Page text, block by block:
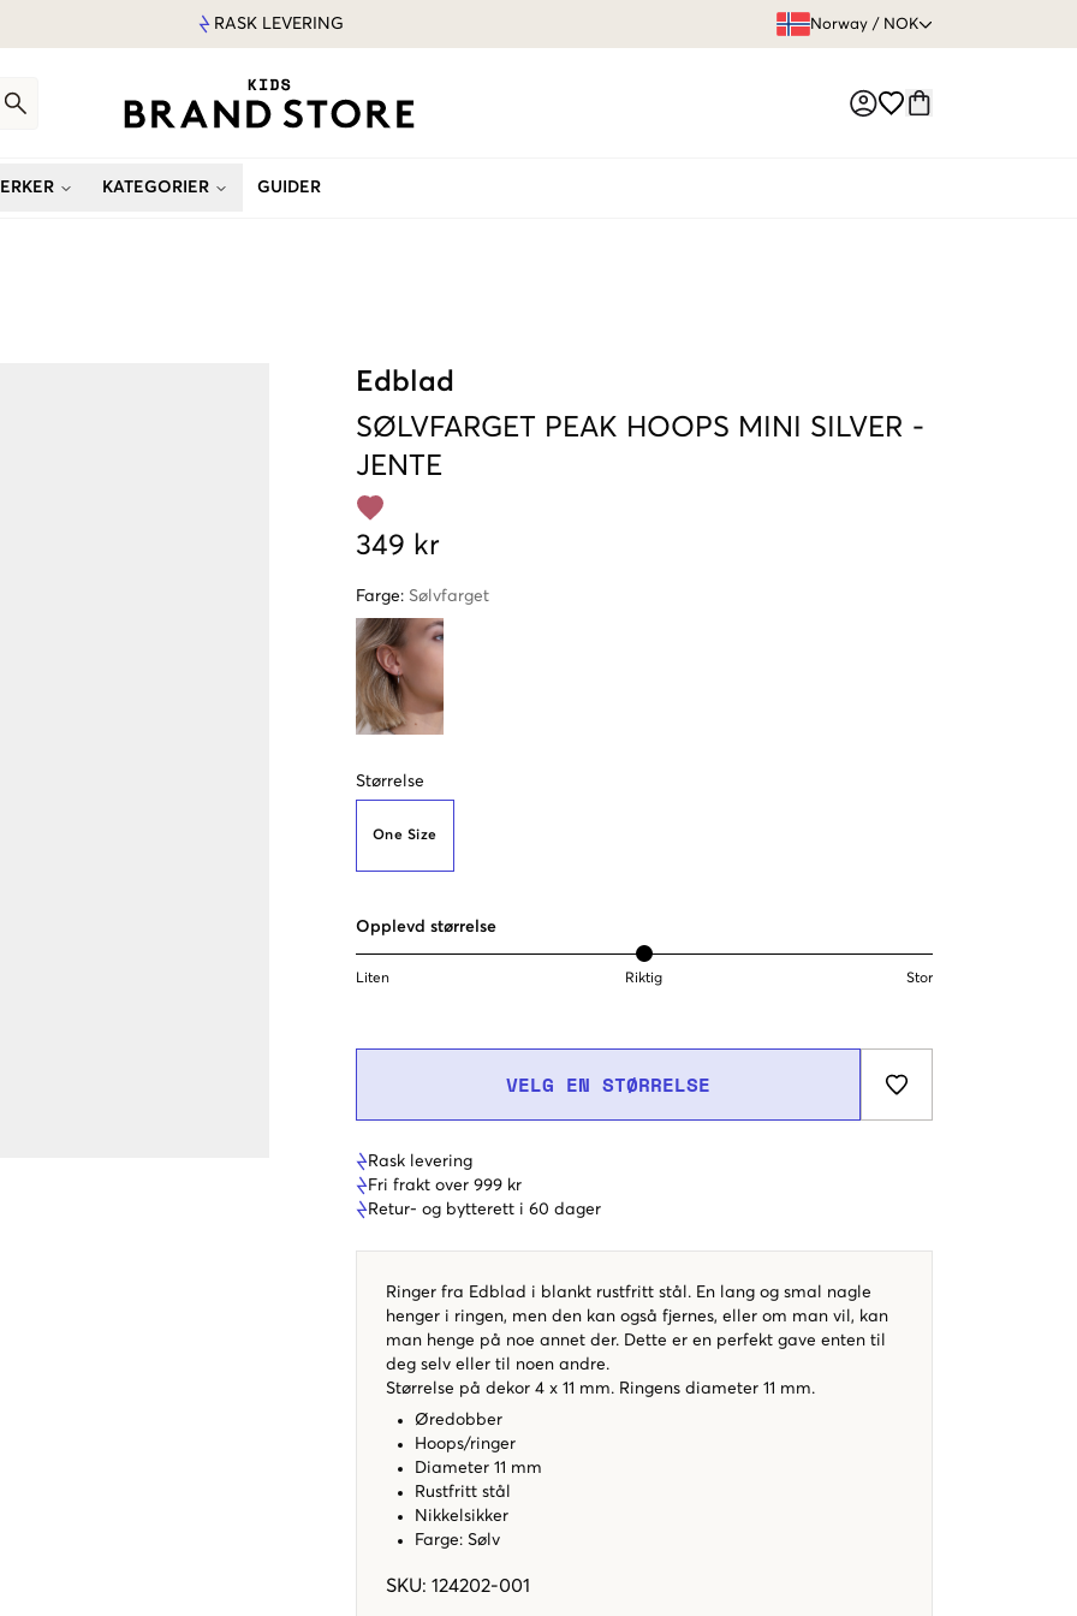
RASK LEVERING Norway / NOK
KATEGORIER GUIDER
Edblad
SØLVFARGET PEAK HOOPS MINI SILVER -
JENTE
349 kr
Farge: Sølvfarget
Størrelse
One Size
Opplevd størrelse
Liten Riktig Stor
VELG EN STØRRELSE
Rask levering
Fri frakt over 999 kr
Retur- og bytterett i 60 dager
Ringer fra Edblad i blankt rustfritt stål. En lang og smal nagle
henger i ringen, men den kan også fjernes, eller om man vil, kan
man henge på noe annet der. Dette er en perfekt gave enten til
deg selv eller til noen andre.
Størrelse på dekor 4 x 11 mm. Ringens diameter 11 mm.
Øredobber
Hoops/ringer
Diameter 11 mm
Rustfritt stål
Nikkelsikker
Farge: Sølv
SKU: 124202-001